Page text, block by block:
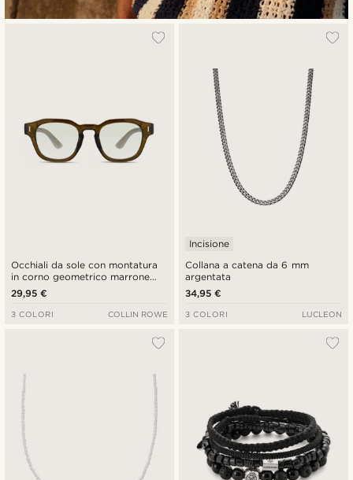
Occhiali da sole con montatura
in corno geometrico marrone
sfumato
29,95 €
3 COLORI COLLIN ROWE
Collana a catena da 6 mm
argentata
Incisione
34,95 €
3 COLORI LUCLEON